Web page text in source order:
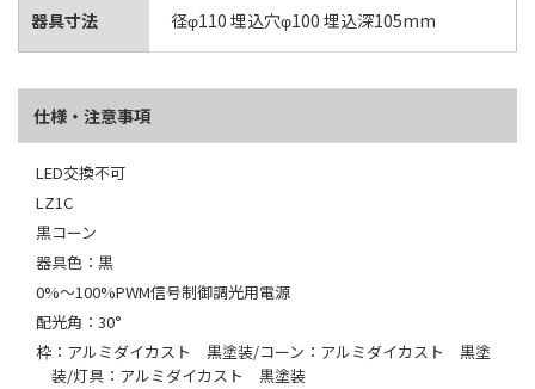
器具寸法 径φ110 埋込穴φ100 埋込深105mm
仕様・注意事項
LED交換不可
LZ1C
黒コーン
器具色：黒
0%～100%PWM信号制御調光用電源
配光角：30°
枠：アルミダイカスト 黒塗装/コーン：アルミダイカスト 黒塗
装/灯具：アルミダイカスト 黒塗装